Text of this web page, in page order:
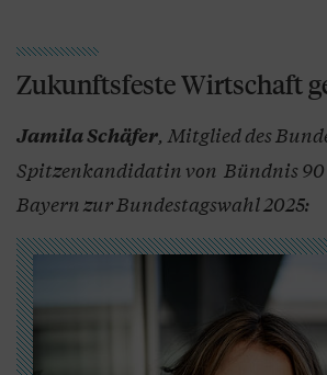
Zukunftsfeste Wirtschaft
Jamila Schäfer, Mitglied des
Spitzenkandidatin von Bündnis 90
Bayern zur Bundestagswahl 2025: